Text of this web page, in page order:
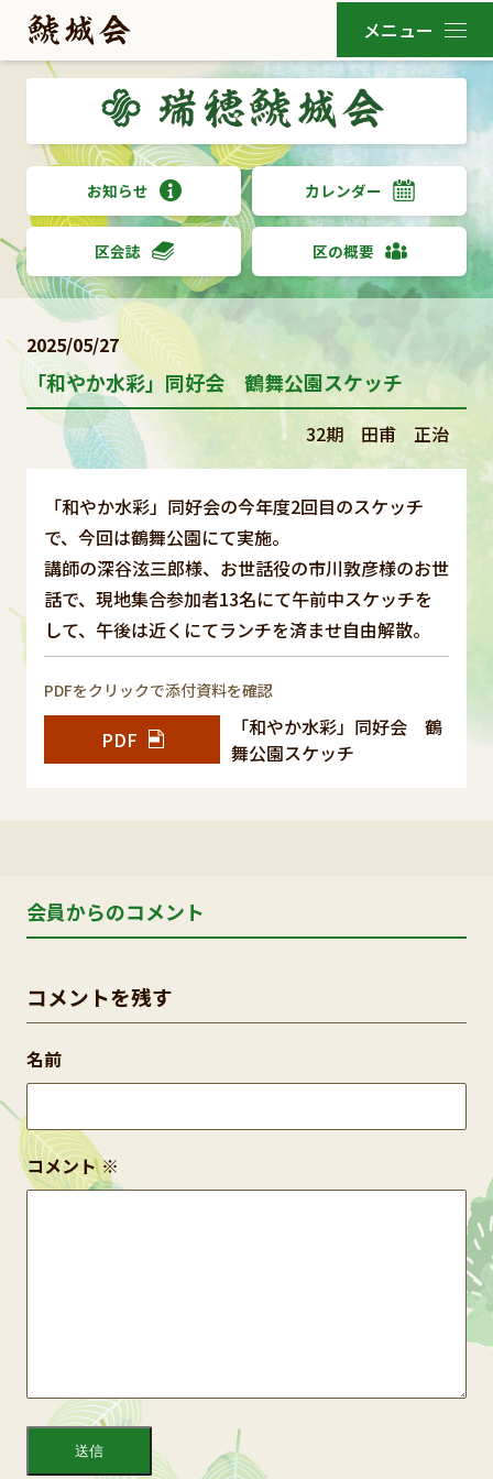
お知らせ カレンダー
区会誌 区の概要
2025/05/27
「和やか水彩」同好会 鶴舞公園スケッチ
32期 田甫 正治
「和やか水彩」同好会の今年度2回目のスケッチ
で、今回は鶴舞公園にて実施。
講師の深谷泫三郎様、お世話役の市川敦彦様のお世
話で、現地集合参加者13名にて午前中スケッチを
して、午後は近くにてランチを済ませ自由解散。
PDFをクリックで添付資料を確認
PDF
「和やか水彩」同好会 鶴
舞公園スケッチ
会員からのコメント
コメントを残す
コメント※
名前